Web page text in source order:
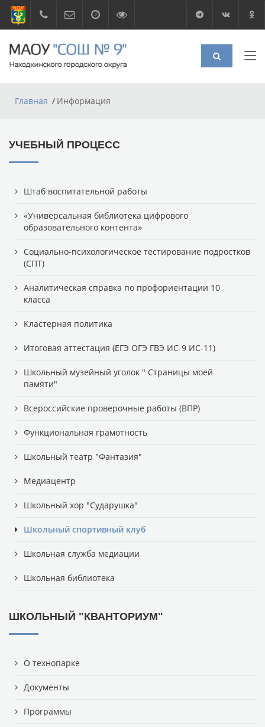
Главная Информация
УЧЕБНЫЙ ПРОЦЕСС
Штаб воспитательной работы
«Универсальная библиотека цифрового
образовательного контента»
Социально-психологическое тестирование подростков
(СПТ)
Аналитическая справка по профориентации 10
класса
Кластерная политика
Итоговая аттестация (ЕГЭ ОГЭ ГВЭ ИС-9 ИС-11)
Школьный музейный уголок " Страницы моей
памяти"
Всероссийские проверочные работы (ВПР)
Функциональная грамотность
Школьный театр "Фантазия"
Медиацентр
Школьный хор "Сударушка"
Школьный спортивный клуб
Школьная служба медиации
Школьная библиотека
ШКОЛЬНЫЙ "КВАНТОРИУМ"
О технопарке
Документы
Программы